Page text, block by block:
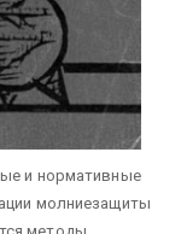
и нормативные
молниезащиты
методы